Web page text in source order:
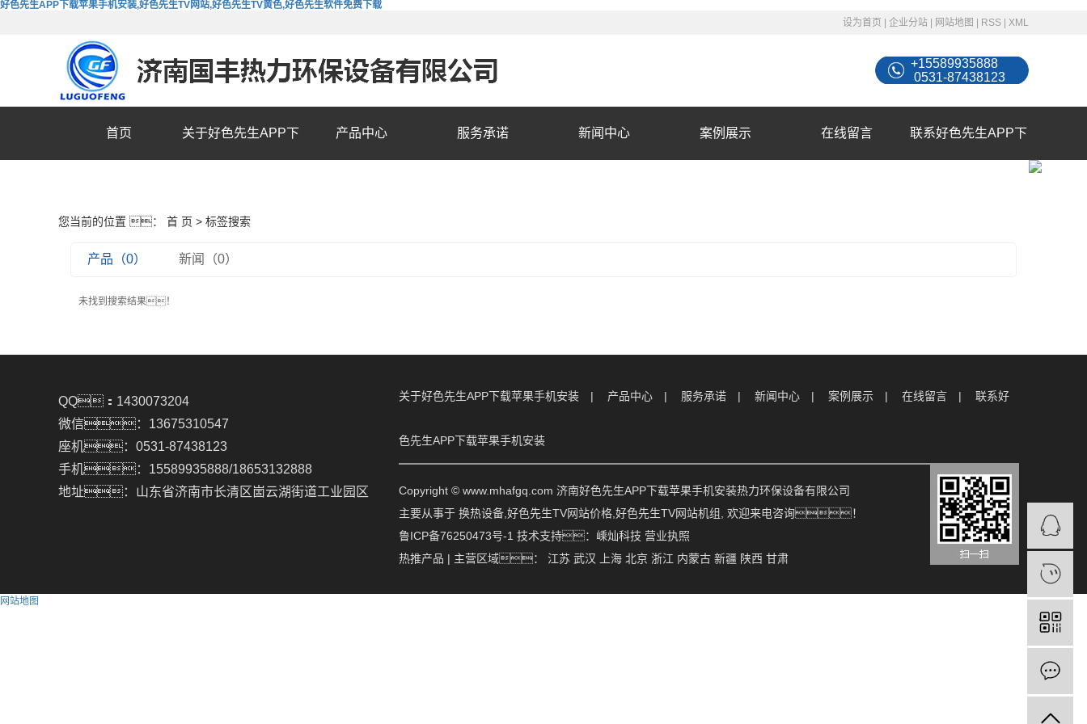
好色先生APP下载苹果手机安装,好色先生TV网站,好色先生TV黄色,好色先生软件免费下载
设为首页
企业分站 网站地图 RSS XML
+15589935888
0531-87438123
首页 关于好色先生APP下 产品中心 服务承诺 新闻中心 案例展示 在线留言 联系好色先生APP下
您当前的位置 ： 首 页 > 标签搜索
产品（0） 新闻（0）
未找到搜索结果！
QQ：1430073204
微信：13675310547
座机：0531-87438123
手机：15589935888/18653132888
地址：山东省济南市长清区崮云湖街道工业园区
关于好色先生APP下载苹果手机安装 产品中心 服务承诺 新闻中心 案例展示 在线留言 联系好
色先生APP下载苹果手机安装
Copyright © www.mhafgq.com 济南好色先生APP下载苹果手机安装热力环保设备有限公司
主要从事于 换热设备 好色先生TV网站价格 好色先生TV网站机组 , 欢迎来电咨询！
鲁ICP备76250473号-1 技术支持： 嵊灿科技 营业执照
热推产品 | 主营区域： 江苏 武汉 上海 北京 浙江 内蒙古 新疆 陕西 甘肃
网站地图